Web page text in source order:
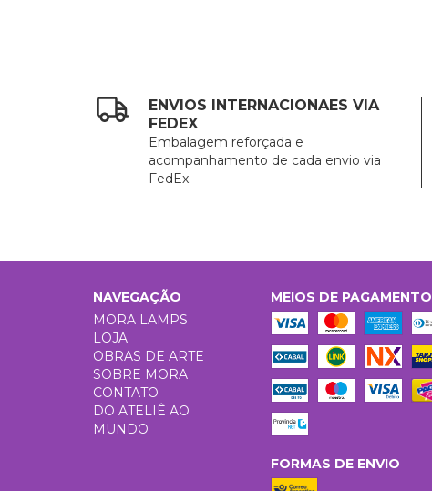
ENVIOS INTERNACIONAES VIA
FEDEX
Embalagem reforçada e
acompanhamento de cada envio via
FedEx.
NAVEGAÇÃO
MORA LAMPS
LOJA
OBRAS DE ARTE
SOBRE MORA
CONTATO
DO ATELIÊ AO
MUNDO
MEIOS DE PAGAMENTO
FORMAS DE ENVIO